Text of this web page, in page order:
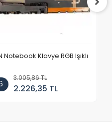
Notebook Klavye RGB Işıklı
3.005,86 TL
2.226,35 TL